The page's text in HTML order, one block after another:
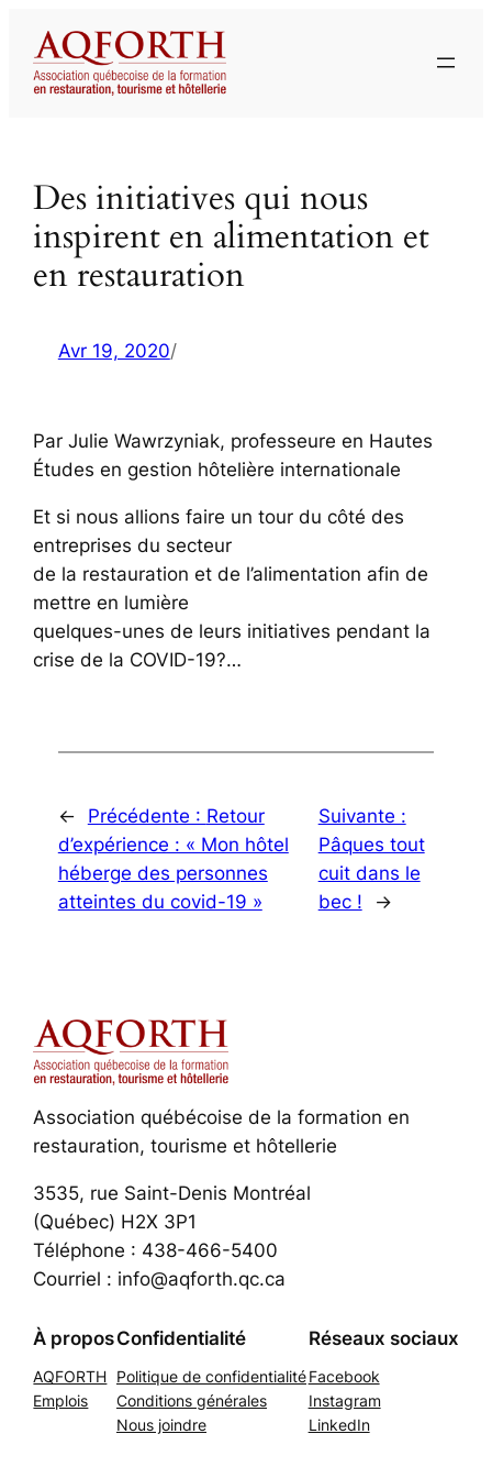
contenu
Des initiatives qui nous
inspirent en alimentation et
en restauration
Avr 19, 2020/
Par Julie Wawrzyniak, professeure en Hautes
Études en gestion hôtelière internationale
Et si nous allions faire un tour du côté des
entreprises du secteur
de la restauration et de l’alimentation afin de
mettre en lumière
quelques-unes de leurs initiatives pendant la
crise de la COVID-19?…
← Précédente : Retour
d’expérience : « Mon hôtel
héberge des personnes
atteintes du covid-19 »
Suivante :
Pâques tout
cuit dans le
bec !
→
Association québécoise de la formation en
restauration, tourisme et hôtellerie
3535, rue Saint-Denis Montréal
(Québec) H2X 3P1
Téléphone : 438-466-5400
Courriel : info@aqforth.qc.ca
À propos
AQFORTH
Emplois
Confidentialité
Politique de confidentialité
Conditions générales
Nous joindre
Réseaux sociaux
Facebook
Instagram
LinkedIn